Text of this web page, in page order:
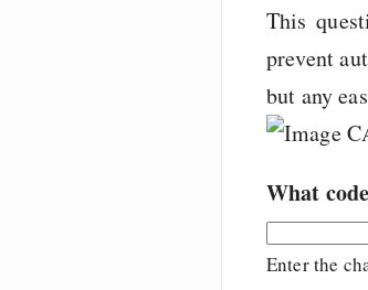
This
prevent
but any
What
Enter the